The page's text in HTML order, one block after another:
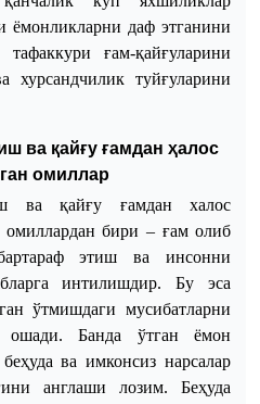
ёмонликларни даф этганини
тафаккури ғам-қайғуларини
хурсандчилик
туйғуларини
ва қайғу ғамдан ҳалос
омиллар
ва қайғу ғамдан халос
омиллардан бири – ғам олиб
этиш ва инсонни
интилишдир. Бу эса
ўтмишдаги мусибатларни
ошади. Банда ўтган ёмон
ва имконсиз нарсалар
англаши лозим. Беҳуда